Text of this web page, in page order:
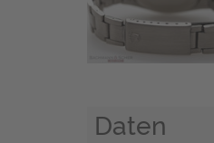
Daten